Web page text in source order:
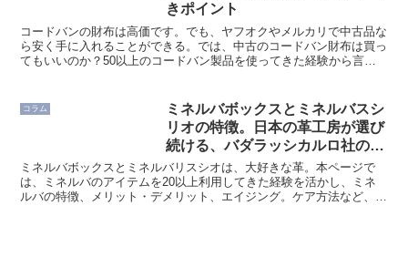
きポイント
コードバンの財布は高価です。でも、ヤフオクやメルカリで中古品な
ら安く手に入れることができる。では、中古のコードバン財布は買っ
てもいいのか？50以上のコードバン製品を使ってきた経験から言う
コラム
ミネルバボックスとミネルバスシ
リオの特徴。日本の革工房が選び
続ける、バダラッシカルロ社の銘
革を使った財布ブランド
ミネルバボックスとミネルバリスシオは、大好きな革。本ページで
は、ミネルバのアイテムを20以上利用してきた経験を活かし、ミネ
ルバの特徴、メリット・デメリット、エイジング。ケア方法など、分